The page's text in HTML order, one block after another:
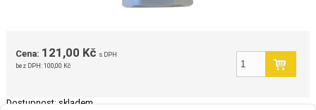
Cena: 121,00 Kč s DPH
bez DPH:100,00 Kč
Dostupnost: skladem